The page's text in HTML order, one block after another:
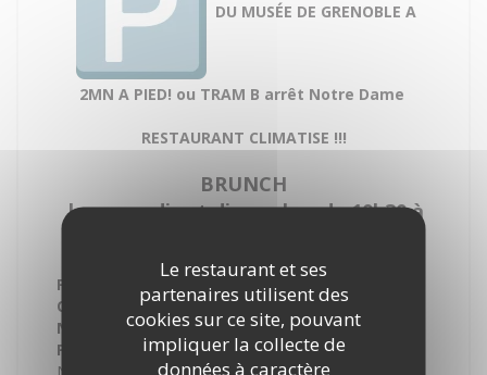
Le restaurant et ses
partenaires utilisent des
cookies sur ce site, pouvant
impliquer la collecte de
données à caractère
DU MUSÉE DE GRENOBLE A
2MN A PIED! ou TRAM B arrêt Notre Dame
RESTAURANT CLIMATISE !!!
BRUNCH
les samedis et dimanches de 10h30 à
FAITES-VOUS LIVRER PAR SICKLO OU
OU
UBER EAT
NOUS ACCUILLONS DES GROUPES DE 10 A 100
PERS
DEMANDER NOS MENUS GROUPES